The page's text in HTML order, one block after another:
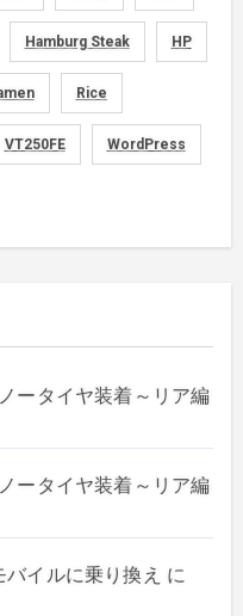
(134)
(149)
(6)
Hamburg Steak HP
Rice
VT250FE WordPress
ータイヤ装着～リア編
ータイヤ装着～リア編
バイルに乗り換え に